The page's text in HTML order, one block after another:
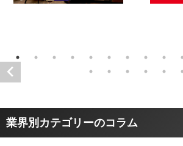
業界別カテゴリーのコラム